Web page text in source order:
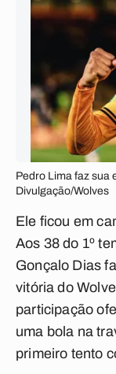
Pedro Lima faz sua
Divulgação/Wolves
Ele ficou em
Aos 38 do 1º
Gonçalo Dias
vitória do
participação
uma bola na
primeiro tento